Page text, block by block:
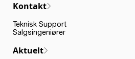
Kontakt
Teknisk Support
Salgsingeniører
Aktuelt